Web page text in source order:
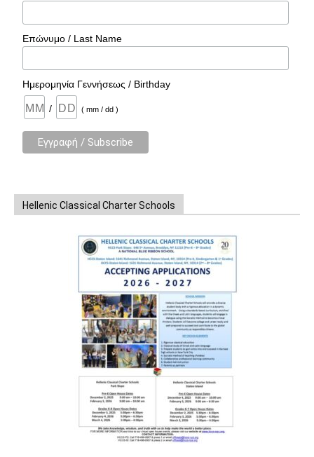
Επώνυμο / Last Name
Ημερομηνία Γεννήσεως / Birthday
/ ( mm / dd )
Hellenic Classical Charter Schools